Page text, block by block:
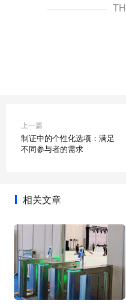
上一篇
制证中的个性化选项：满足
不同参与者的需求
相关文章